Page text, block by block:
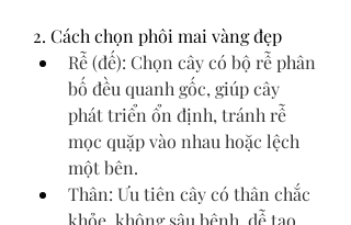
2. Cách chọn phôi mai vàng đẹp
Rễ (đế): Chọn cây có bộ rễ phân
bố đều quanh gốc, giúp cây
phát triển ổn định, tránh rễ
mọc quặp vào nhau hoặc lệch
một bên.
Thân: Ưu tiên cây có thân chắc
khỏe, không sâu bệnh, dễ tạo